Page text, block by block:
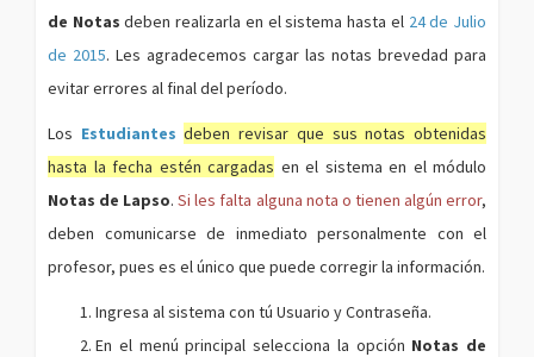
de Notas deben realizarla en el sistema hasta el 24 de Julio
de 2015. Les agradecemos cargar las notas brevedad para
evitar errores al final del período.
Los Estudiantes deben revisar que sus notas obtenidas
hasta la fecha estén cargadas en el sistema en el módulo
Notas de Lapso.Si les falta alguna nota o tienen algún error,
deben comunicarse de inmediato personalmente con el
profesor, pues es el único que puede corregir la información.
Ingresa al sistema con tú Usuario y Contraseña.
En el menú principal selecciona la opción Notas de